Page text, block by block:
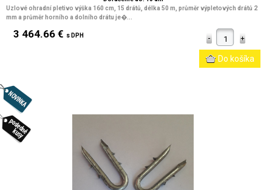
Uzlové ohradní pletivo výška 160 cm, 15 drátů, délka 50 m, průměr výpletových drátů 2
mm a průměr horního a dolního drátu je�...
3 464.66 € s DPH